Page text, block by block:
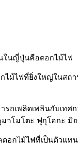
นญี่ปุ่นคือดอกไม้ไฟ
ม้ไฟที่ยิ่งใหญ่ในสถ
ถเพลิดเพลินกับเทศ
าโมโตะ ฟุกุโอกะ มิ
ดอกไม้ไฟที่เป็นตัวแ